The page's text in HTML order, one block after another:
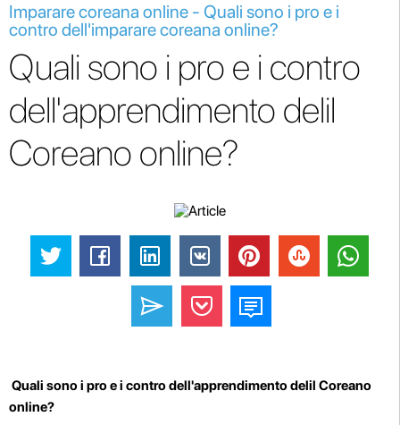
Imparare coreana online - Quali sono i pro e i
contro dell'imparare coreana online?
Quali sono i pro e i contro
dell'apprendimento delil
Coreano online?
Quali sono i pro e i contro dell'apprendimento delil Coreano
online?